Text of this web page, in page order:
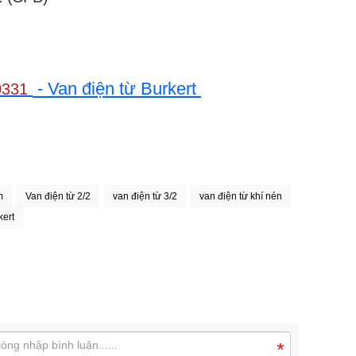
- Van điện từ Burkert
Van điện từ 2/2 van điện từ 3/2
van điện từ khí nén
*